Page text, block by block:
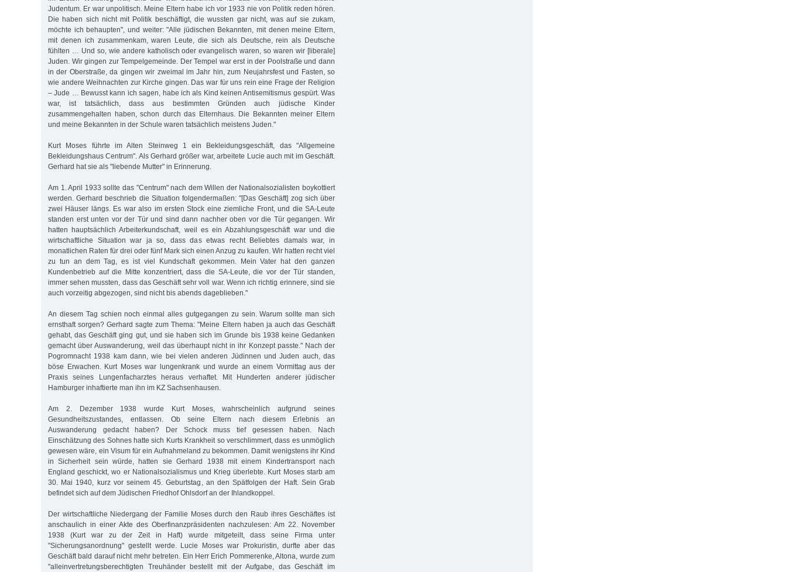
Judentum. Er war unpolitisch. Meine Eltern habe ich vor 1933 nie von Politik reden hören.
Die haben sich nicht mit Politik beschäftigt, die wussten gar nicht, was auf sie zukam,
möchte ich behaupten", und weiter: "Alle jüdischen Bekannten, mit denen meine Eltern,
mit denen ich zusammenkam, waren Leute, die sich als Deutsche, rein als Deutsche
fühlten … Und so, wie andere katholisch oder evangelisch waren, so waren wir [liberale]
Juden. Wir gingen zur Tempelgemeinde. Der Tempel war erst in der Poolstraße und dann
in der Oberstraße, da gingen wir zweimal im Jahr hin, zum Neujahrsfest und Fasten, so
wie andere Weihnachten zur Kirche gingen. Das war für uns rein eine Frage der Religion
– Jude … Bewusst kann ich sagen, habe ich als Kind keinen Antisemitismus gespürt. Was
war, ist tatsächlich, dass aus bestimmten Gründen auch jüdische Kinder
zusammengehalten haben, schon durch das Elternhaus. Die Bekannten meiner Eltern
und meine Bekannten in der Schule waren tatsächlich meistens Juden."
Kurt Moses führte im Alten Steinweg 1 ein Bekleidungsgeschäft, das "Allgemeine
Bekleidungshaus Centrum". Als Gerhard größer war, arbeitete Lucie auch mit im Geschäft.
Gerhard hat sie als "liebende Mutter" in Erinnerung.
Am 1. April 1933 sollte das "Centrum" nach dem Willen der Nationalsozialisten boykottiert
werden. Gerhard beschrieb die Situation folgendermaßen: "[Das Geschäft] zog sich über
zwei Häuser längs. Es war also im ersten Stock eine ziemliche Front, und die SA-Leute
standen erst unten vor der Tür und sind dann nachher oben vor die Tür gegangen. Wir
hatten hauptsächlich Arbeiterkundschaft, weil es ein Abzahlungsgeschäft war und die
wirtschaftliche Situation war ja so, dass das etwas recht Beliebtes damals war, in
monatlichen Raten für drei oder fünf Mark sich einen Anzug zu kaufen. Wir hatten recht viel
zu tun an dem Tag, es ist viel Kundschaft gekommen. Mein Vater hat den ganzen
Kundenbetrieb auf die Mitte konzentriert, dass die SA-Leute, die vor der Tür standen,
immer sehen mussten, dass das Geschäft sehr voll war. Wenn ich richtig erinnere, sind sie
auch vorzeitig abgezogen, sind nicht bis abends dageblieben."
An diesem Tag schien noch einmal alles gutgegangen zu sein. Warum sollte man sich
ernsthaft sorgen? Gerhard sagte zum Thema: "Meine Eltern haben ja auch das Geschäft
gehabt, das Geschäft ging gut, und sie haben sich im Grunde bis 1938 keine Gedanken
gemacht über Auswanderung, weil das überhaupt nicht in ihr Konzept passte." Nach der
Pogromnacht 1938 kam dann, wie bei vielen anderen Jüdinnen und Juden auch, das
böse Erwachen. Kurt Moses war lungenkrank und wurde an einem Vormittag aus der
Praxis seines Lungenfacharztes heraus verhaftet. Mit Hunderten anderer jüdischer
Hamburger inhaftierte man ihn im KZ Sachsenhausen.
Am 2. Dezember 1938 wurde Kurt Moses, wahrscheinlich aufgrund seines
Gesundheitszustandes, entlassen. Ob seine Eltern nach diesem Erlebnis an
Auswanderung gedacht haben? Der Schock muss tief gesessen haben. Nach
Einschätzung des Sohnes hatte sich Kurts Krankheit so verschlimmert, dass es unmöglich
gewesen wäre, ein Visum für ein Aufnahmeland zu bekommen. Damit wenigstens ihr Kind
in Sicherheit sein würde, hatten sie Gerhard 1938 mit einem Kindertransport nach
England geschickt, wo er Nationalsozialismus und Krieg überlebte. Kurt Moses starb am
30. Mai 1940, kurz vor seinem 45. Geburtstag, an den Spätfolgen der Haft. Sein Grab
befindet sich auf dem Jüdischen Friedhof Ohlsdorf an der Ihlandkoppel.
Der wirtschaftliche Niedergang der Familie Moses durch den Raub ihres Geschäftes ist
anschaulich in einer Akte des Oberfinanzpräsidenten nachzulesen: Am 22. November
1938 (Kurt war zu der Zeit in Haft) wurde mitgeteilt, dass seine Firma unter
"Sicherungsanordnung" gestellt werde. Lucie Moses war Prokuristin, durfte aber das
Geschäft bald darauf nicht mehr betreten. Ein Herr Erich Pommerenke, Altona, wurde zum
"alleinvertretungsberechtigten Treuhänder bestellt mit der Aufgabe, das Geschäft im